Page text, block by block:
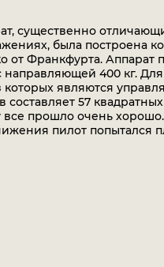
существенно
была построена
от Франкфурта. Аппарат
направляющей 400 кг.
которых являются
57
все прошло очень хорошо.
пилот попытался